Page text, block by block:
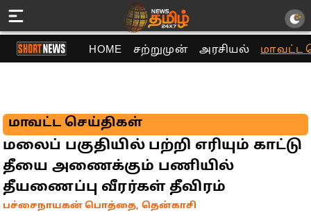
HOME சற்றுமுன் அரசியல் மாவட்ட
மாவட்ட செய்திகள்
மலைப் பகுதியில் பற்றி எரியும் காட்டு
தீயை அணைக்கும் பணியில்
தீயணைப்பு வீரர்கள் தீவிரம்
பச்சைநாயகன் பொத்தை, தென்காசி